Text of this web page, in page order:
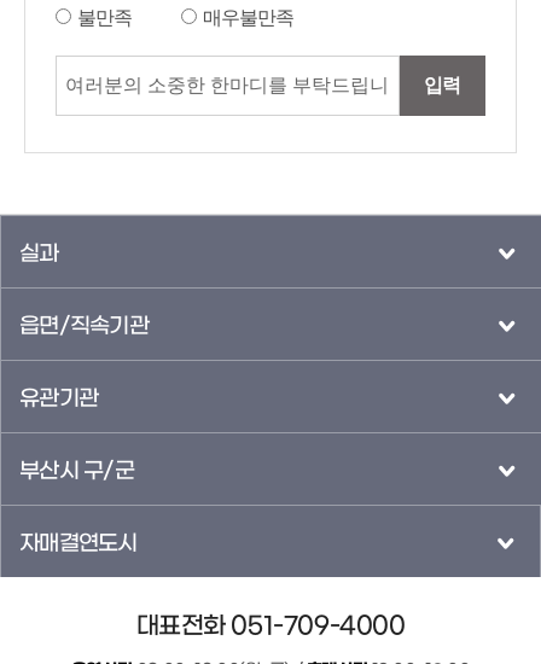
불만족
매우불만족
입력
실과
읍면/직속기관
유관기관
부산시 구/군
자매결연도시
대표전화 051-709-4000